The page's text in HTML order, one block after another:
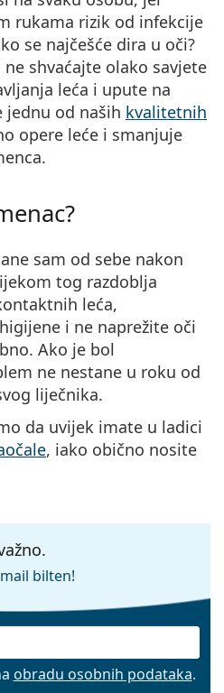
rukama rizik od infekcije
se najčešće dira u oči?
shvaćajte olako savjete
leća i upute na
jednu od naših kvalitetnih
opere leće i smanjuje
sam od sebe nakon
tog razdoblja
leća,
i ne naprežite oči
Ako je bol
ne nestane u roku od
liječnika.
da uvijek imate u ladici
, iako obično nosite
bilten!
obradu osobnih podataka.